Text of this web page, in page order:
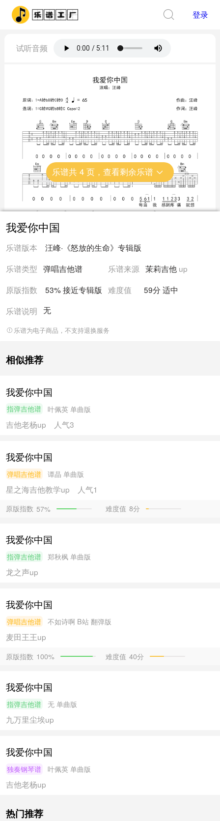
登录
试听音频
乐谱共 4页，查看剩余乐谱
我爱你中国
乐谱版本 汪峰· 《怒放的生命》 专辑版
乐谱类型
弹唱吉他谱 乐谱来源 茉莉吉他up
原版指数
53% 接近专辑版 难度值 59分 适中
乐谱说明 无
乐谱为电子商品，不支持退换服务
相似推荐
我爱你中国
指弹吉他谱 叶佩英 单曲版
吉他老杨up 人气3
我爱你中国
弹唱吉他谱 谭晶 单曲版
星之海吉他教学up 人气1
原版指数 57% 难度值 8分
我爱你中国
指弹吉他谱 郑秋枫 单曲版
龙之声up
我爱你中国
弹唱吉他谱 不如诗啊 B站 翻弹版
麦田王王up
原版指数 100% 难度值 40分
我爱你中国
指弹吉他谱 无 单曲版
九万里尘埃up
我爱你中国
独奏钢琴谱 叶佩英 单曲版
吉他老杨up
热门推荐